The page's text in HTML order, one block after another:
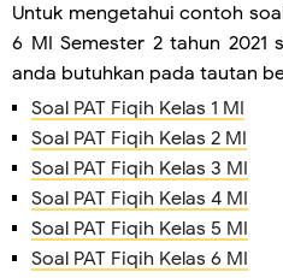
Untuk mengetahui contoh
6 MI Semester 2 tahun 2021
anda butuhkan pada tautan
Soal PAT Fiqih Kelas 1 MI
Soal PAT Fiqih Kelas 2 MI
Soal PAT Fiqih Kelas 3 MI
Soal PAT Fiqih Kelas 4 MI
Soal PAT Fiqih Kelas 5 MI
Soal PAT Fiqih Kelas 6 MI